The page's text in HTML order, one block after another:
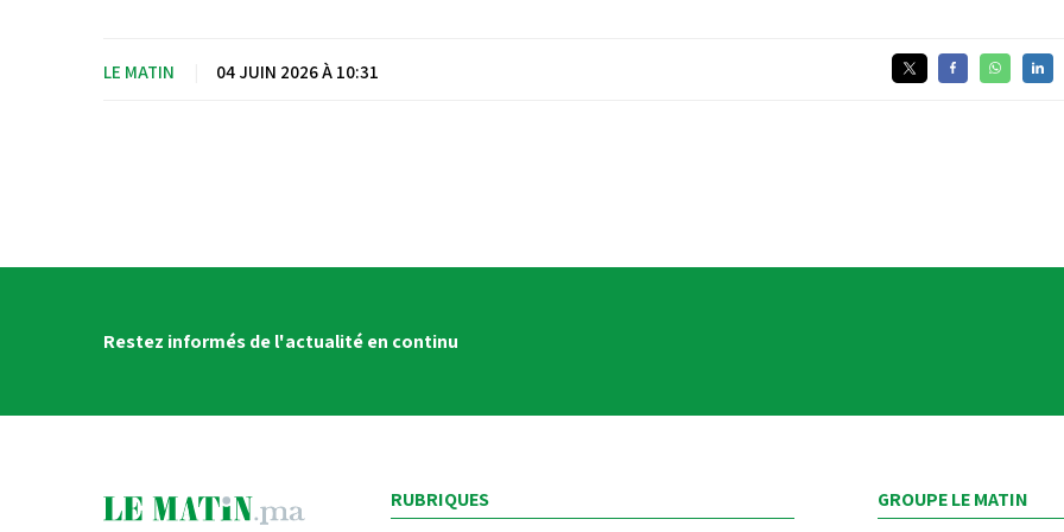
LE MATIN 04 JUIN 2026 À 10:31
Restez informés de l'actualité en continu
RUBRIQUES GROUPE LE MATIN